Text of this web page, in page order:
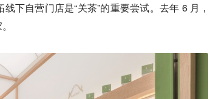
线下自营门店是“关茶”的重要尝试。 去年 6 月，